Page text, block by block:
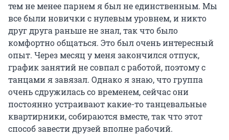
тем не менее парнем я был не единственным. Мы
все были новички с нулевым уровнем, и никто
друг друга раньше не знал, так что было
комфортно общаться. Это был очень интересный
опыт. Через месяц у меня закончился отпуск,
график занятий не совпал с работой, поэтому с
танцами я завязал. Однако я знаю, что группа
очень сдружилась со временем, сейчас они
постоянно устраивают какие-то танцевальные
квартирники, собираются вместе, так что этот
способ завести друзей вполне рабочий.